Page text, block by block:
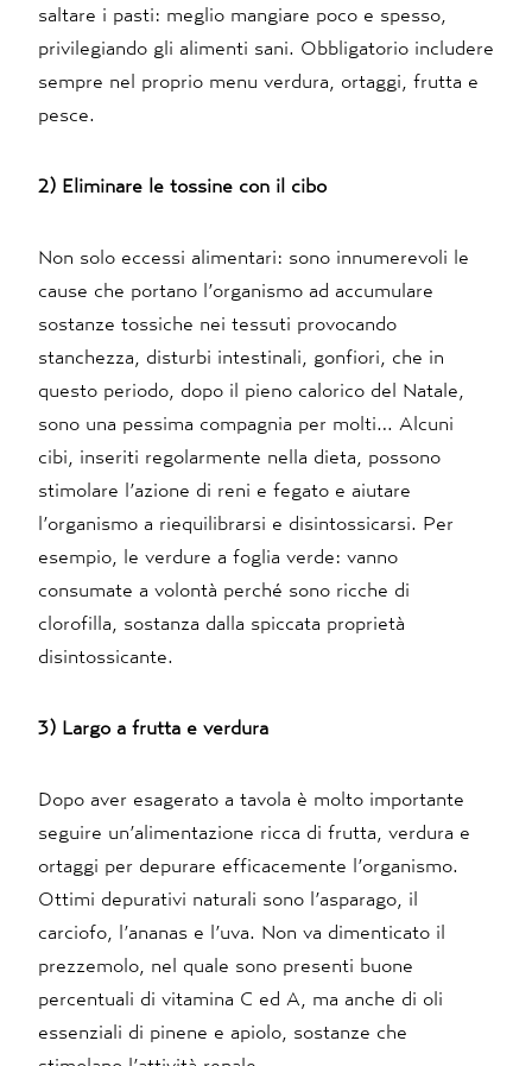
saltare i pasti: meglio mangiare poco e spesso,
privilegiando gli alimenti sani. Obbligatorio includere
sempre nel proprio menu verdura, ortaggi, frutta e
pesce.
2) Eliminare le tossine con il cibo
Non solo eccessi alimentari: sono innumerevoli le
cause che portano l’organismo ad accumulare
sostanze tossiche nei tessuti provocando
stanchezza, disturbi intestinali, gonfiori, che in
questo periodo, dopo il pieno calorico del Natale,
sono una pessima compagnia per molti… Alcuni
cibi, inseriti regolarmente nella dieta, possono
stimolare l’azione di reni e fegato e aiutare
l’organismo a riequilibrarsi e disintossicarsi. Per
esempio, le verdure a foglia verde: vanno
consumate a volontà perché sono ricche di
clorofilla, sostanza dalla spiccata proprietà
disintossicante.
3) Largo a frutta e verdura
Dopo aver esagerato a tavola è molto importante
seguire un’alimentazione ricca di frutta, verdura e
ortaggi per depurare efficacemente l’organismo.
Ottimi depurativi naturali sono l’asparago, il
carciofo, l’ananas e l’uva. Non va dimenticato il
prezzemolo, nel quale sono presenti buone
percentuali di vitamina C ed A, ma anche di oli
essenziali di pinene e apiolo, sostanze che